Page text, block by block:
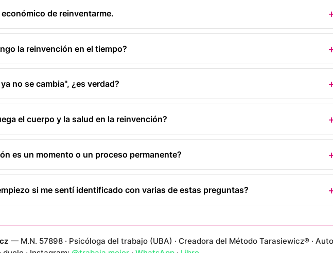
de reinventarme.
la reinvención en el tiempo?
no se cambia", ¿es verdad?
el cuerpo y la salud en la reinvención?
es un momento o un proceso permanente?
si me sentí identificado con varias de estas preguntas?
— M.N. 57898 · Psicóloga del trabajo (UBA) · Creadora del Método Tarasiewicz® ·